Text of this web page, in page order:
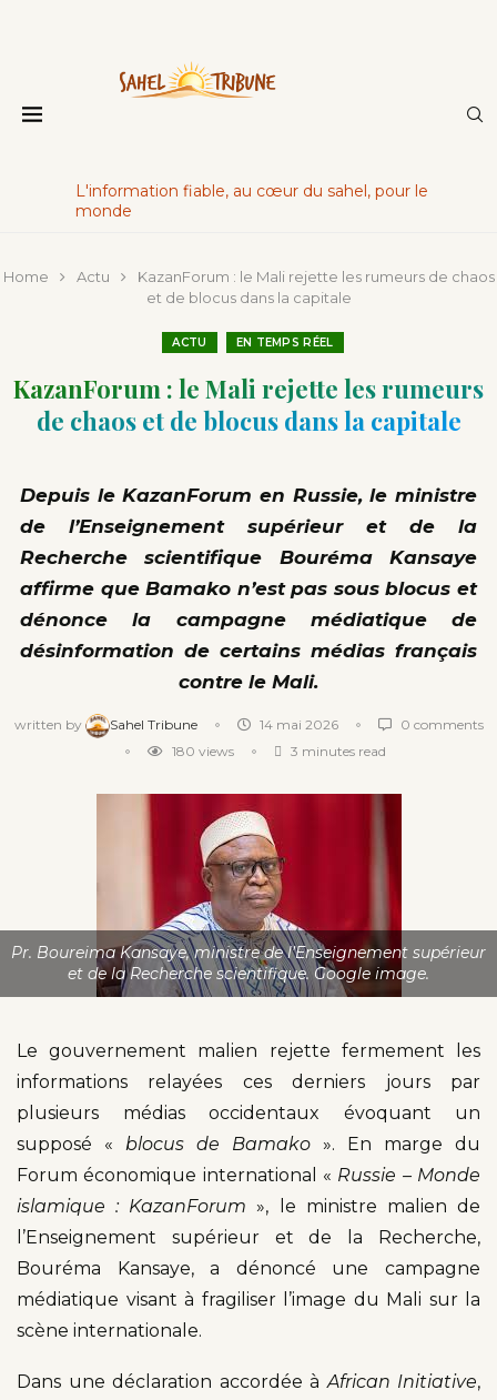
L'information fiable, au cœur du sahel, pour le
monde
Home Actu
KazanForum : le Mali rejette les rumeurs de chaos
et de blocus dans la capitale
ACTU EN TEMPS RÉEL
KazanForum : le Mali rejette les rumeurs
de chaos et de blocus dans la capitale
Depuis le KazanForum en Russie, le ministre
de l’Enseignement supérieur et de la
Recherche scientifique Bouréma Kansaye
affirme que Bamako n’est pas sous blocus et
dénonce la campagne médiatique de
désinformation de certains médias français
contre le Mali.
written by Sahel Tribune 14 mai 2026
0 comments
180 views 3 minutes read
Pr. Boureima Kansaye, ministre de l’Enseignement supérieur
et de la Recherche scientifique. Google image.
Le gouvernement malien rejette fermement les
informations relayées ces derniers jours par
plusieurs médias occidentaux évoquant un
supposé « blocus de Bamako ». En marge du
Forum économique international « Russie – Monde
islamique : KazanForum », le ministre malien de
l’Enseignement supérieur et de la Recherche,
Bouréma Kansaye, a dénoncé une campagne
médiatique visant à fragiliser l’image du Mali sur la
scène internationale.
Dans une déclaration accordée àAfrican Initiative,